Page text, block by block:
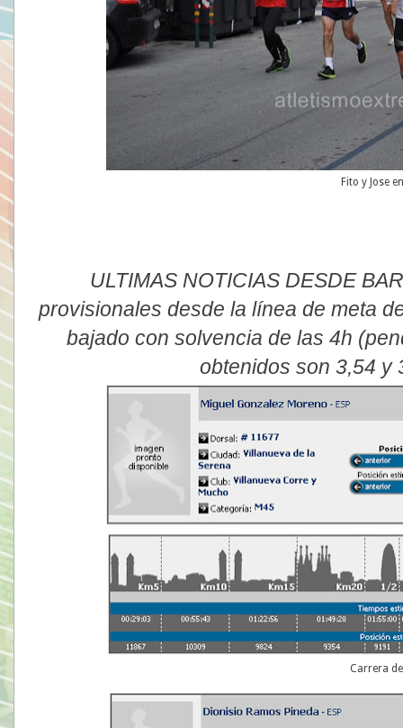
Fito y Jose
ULTIMAS NOTICIAS DESDE
provisionales desde la línea de meta
bajado con solvencia de las 4h
obtenidos son 3,54 y
Carrera